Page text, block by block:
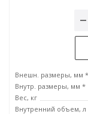
Внешн. размеры, мм *
Внутр. размеры, мм *
Вес, кг
Внутренний объем, л